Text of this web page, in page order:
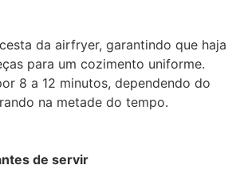
da airfryer, garantindo que haja
para um cozimento uniforme.
8 a 12 minutos, dependendo do
na metade do tempo.
de servir